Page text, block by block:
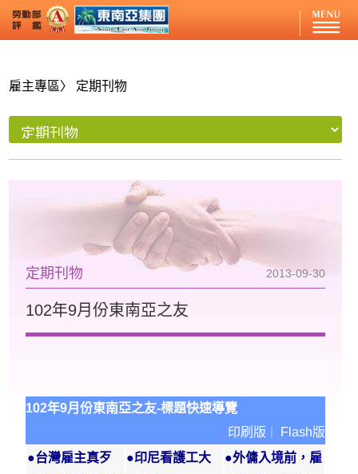
雇主專區〉 定期刊物
2013-09-30
定期刊物
102年9月份東南亞之友
102年9月份東南亞之友-標題快速導覽
印刷版
Flash版
●台灣雇主真歹
●印尼看護工大
●外傭入境前，雇